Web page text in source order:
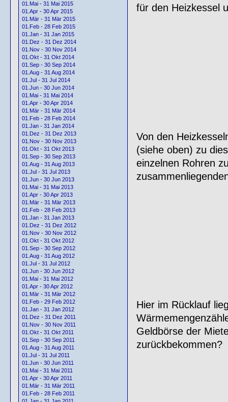
01.Mai - 31 Mai 2015
01.Apr - 30 Apr 2015
01.Mär - 31 Mär 2015
01.Feb - 28 Feb 2015
01.Jan - 31 Jan 2015
01.Dez - 31 Dez 2014
01.Nov - 30 Nov 2014
01.Okt - 31 Okt 2014
01.Sep - 30 Sep 2014
01.Aug - 31 Aug 2014
01.Jul - 31 Jul 2014
01.Jun - 30 Jun 2014
01.Mai - 31 Mai 2014
01.Apr - 30 Apr 2014
01.Mär - 31 Mär 2014
01.Feb - 28 Feb 2014
01.Jan - 31 Jan 2014
01.Dez - 31 Dez 2013
01.Nov - 30 Nov 2013
01.Okt - 31 Okt 2013
01.Sep - 30 Sep 2013
01.Aug - 31 Aug 2013
01.Jul - 31 Jul 2013
01.Jun - 30 Jun 2013
01.Mai - 31 Mai 2013
01.Apr - 30 Apr 2013
01.Mär - 31 Mär 2013
01.Feb - 28 Feb 2013
01.Jan - 31 Jan 2013
01.Dez - 31 Dez 2012
01.Nov - 30 Nov 2012
01.Okt - 31 Okt 2012
01.Sep - 30 Sep 2012
01.Aug - 31 Aug 2012
01.Jul - 31 Jul 2012
01.Jun - 30 Jun 2012
01.Mai - 31 Mai 2012
01.Apr - 30 Apr 2012
01.Mär - 31 Mär 2012
01.Feb - 29 Feb 2012
01.Jan - 31 Jan 2012
01.Dez - 31 Dez 2011
01.Nov - 30 Nov 2011
01.Okt - 31 Okt 2011
01.Sep - 30 Sep 2011
01.Aug - 31 Aug 2011
01.Jul - 31 Jul 2011
01.Jun - 30 Jun 2011
01.Mai - 31 Mai 2011
01.Apr - 30 Apr 2011
01.Mär - 31 Mär 2011
01.Feb - 28 Feb 2011
für den Heizkessel
Von den
(siehe oben) zu
einzelnen Rohren
Hier im Rücklauf
Geldbörse der
zurückbekommen?